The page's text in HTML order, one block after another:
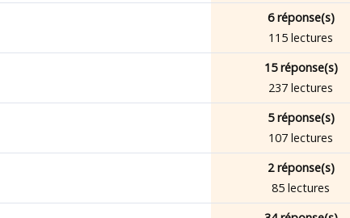
6 réponse(s)
115 lectures
15 réponse(s)
237 lectures
5 réponse(s)
107 lectures
2 réponse(s)
85 lectures